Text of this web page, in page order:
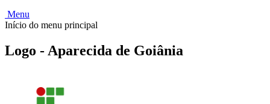
Menu
Início do menu principal
Logo - Aparecida de Goiânia